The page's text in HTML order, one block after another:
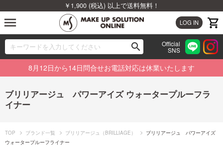
￥1,900 (税込) 以上で送料無料！
LOG IN
menu
search
00
Official
SNS
ブランドから探す
カテゴリから探す
新着商品から探す
ランキングから探す
8月12日から14日問合せお電話対応は休業いたします
ブリリアージュ パワーアイズ ウォータープルーフラ
イナー
TOP ブランド一覧 ブリリアージュ（BRILLIAGE）
ブリリアージュ パワーアイズ
ウォータープルーフライナー